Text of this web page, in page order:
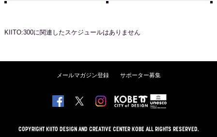
KIITO:300に関連したスケジュールはありません
メールマガジン登録 サポーター募集
COPYRIGHT KIITO DESIGN AND CREATIVE CENTER KOBE ALL RIGHTS RESERVED.